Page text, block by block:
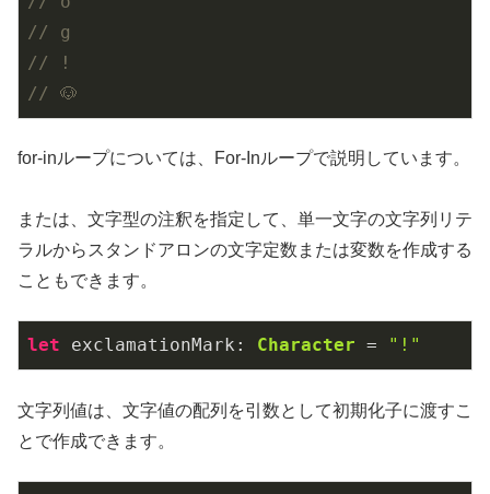
// g
// !
// 🐶
for-inループについては、For-Inループで説明しています。
または、文字型の注釈を指定して、単一文字の文字列リテ
ラルからスタンドアロンの文字定数または変数を作成する
こともできます。
let exclamationMark: Character = "!"
文字列値は、文字値の配列を引数として初期化子に渡すこ
とで作成できます。